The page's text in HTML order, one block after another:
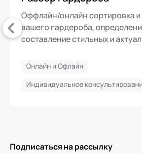
Оффлайн/онлайн сортировка
вашего гардероба,
составление стильных и
Подготовка чек-листа по
Онлайн и Офлайн
Индивидуальное
Подписаться на рассылку